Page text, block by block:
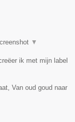
▼
ik met mijn label
Van oud goud naar